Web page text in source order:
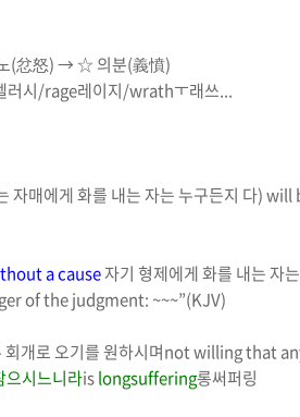
(忿怒)→ ☆ 의분(義憤)
러시/rage레이지/wrathㅜ래쓰...
자매에게 화를 내는 자는 누구든지 다)will
a cause자기 형제에게화를 내는 자
of the judgment: ~~~”(KJV)
개로 오기를 원하시며not willing that
으시느니라islongsuffering롱써퍼링